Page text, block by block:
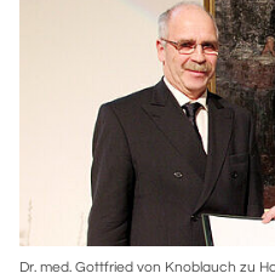
Dr. med. Gottfried von Knoblauch zu